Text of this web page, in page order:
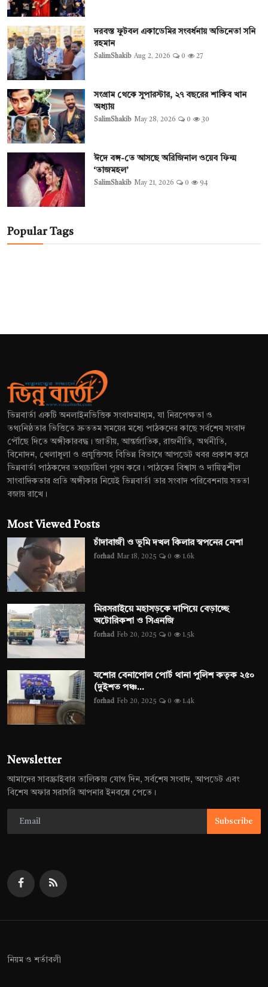
দরবস্ত ফুটবল একাডেমির সংবর্ধনায় অভিনেতা সনি
রহমান
SalimShakib Aug 2, 2026 0 27
সংগ্রাম থেকে সুপারস্টার, ২৭ বছরের শাকিব খান
অধ্যায়
SalimShakib May 28, 2026 0 30
ঈদে বঙ্গ-তে আসছে অরিজিনাল ওয়েব ফিল্ম
‘তাজমহল’
SalimShakib May 21, 2026 0 94
Popular Tags
ভিন্নবার্তা একটি অনলাইনভিত্তিক সংবাদমাধ্যম, যা নিরপেক্ষতা ও
তথ্যনিষ্ঠতার ভিত্তিতে দ্রুততম সময়ের মধ্যে পাঠকদের কাছে সর্বশেষ সংবাদ
পৌঁছে দিতে অঙ্গীকারবদ্ধ। জাতীয়, আন্তর্জাতিক, রাজনীতি, অর্থনীতি,
বিনোদন, খেলাধুলা ও প্রযুক্তিসহ বিভিন্ন বিভাগে আপডেট খবর প্রকাশ করে
ভিন্নবার্তা পাঠকদের তথ্যচাহিদা পূরণ করে। পাঠকের বিশ্বাস ও দায়িত্বশীল
সাংবাদিকতার প্রতি অঙ্গীকার নিয়েই ভিন্নবার্তা তার সংবাদ পরিবেশনায় সততা
বজায় রাখে।
Most Viewed Posts
চাঁদাবাজী ও ভূমি দখল কিলার স্বপনের নেশা
forhad Mar 18, 2025 0 1.6k
মিরসরাইয়ে মহাসড়কে দাপিয়ে বেড়াচ্ছে
অটোরিকশা ও সিএনজি
forhad Feb 20, 2025 0 1.5k
যশোর বেনাপোল পোর্ট থানা পুলিশ কতৃক ২৫০
(দুইশত পঞ্চ...
forhad Feb 20, 2025 0 1.4k
Newsletter
আমাদের সাবস্ক্রাইবার তালিকায় যোগ দিন, সর্বশেষ সংবাদ, আপডেট এবং
বিশেষ অফার সরাসরি আপনার ইনবক্সে পেতে।
Subscribe
নিয়ম ও শর্তাবলী